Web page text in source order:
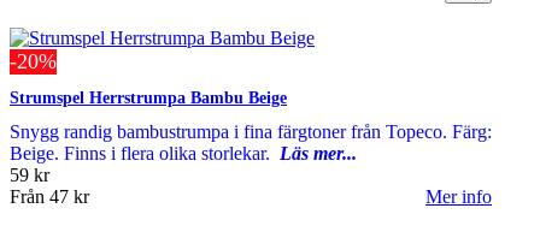
-20%
Strumspel Herrstrumpa Bambu Beige
Snygg randig bambustrumpa i fina färgtoner från Topeco. Färg:
Beige. Finns i flera olika storlekar. Läs mer...
59 kr
Från 47 kr Mer info